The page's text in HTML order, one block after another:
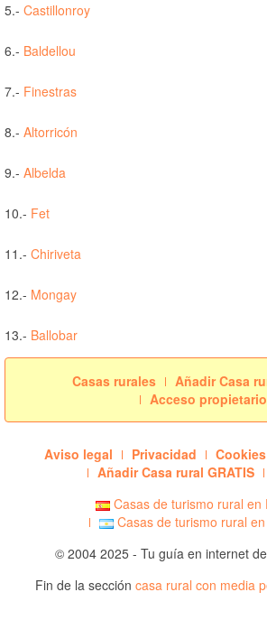
5.- Castillonroy
6.- Baldellou
7.- Finestras
8.- Altorricón
9.- Albelda
10.- Fet
11.- Chiriveta
12.- Mongay
13.- Ballobar
Casas rurales
Añadir Casa
Acceso
Aviso legal Privacidad Cookies
Añadir Casa rural GRATIS
Casas de turismo rural en
Casas de turismo rural
© 2004 2025 - Tu guía en internet de
Fin de la sección casa rural con media